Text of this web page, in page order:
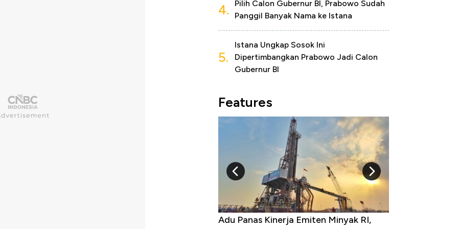
4.
Pilih Calon Gubernur BI, Prabowo Sudah
Panggil Banyak Nama ke Istana
5.
Istana Ungkap Sosok Ini
Dipertimbangkan Prabowo Jadi Calon
Gubernur BI
Features
Adu Panas Kinerja Emiten Minyak RI,
10 Provinsi dengan Tingkat